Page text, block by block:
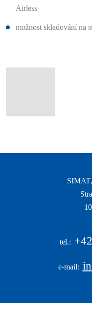
Airless
možnost skladování na
SIMAT
tel.:
e-mail: